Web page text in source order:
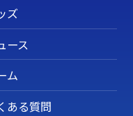
ズ
ース
ム
ある質問